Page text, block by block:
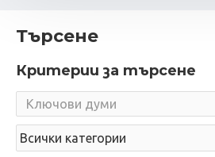
Търсене
Критерии за търсене